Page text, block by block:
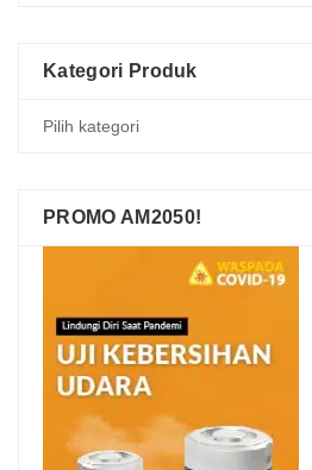
Kategori Produk
PROMO AM2050!